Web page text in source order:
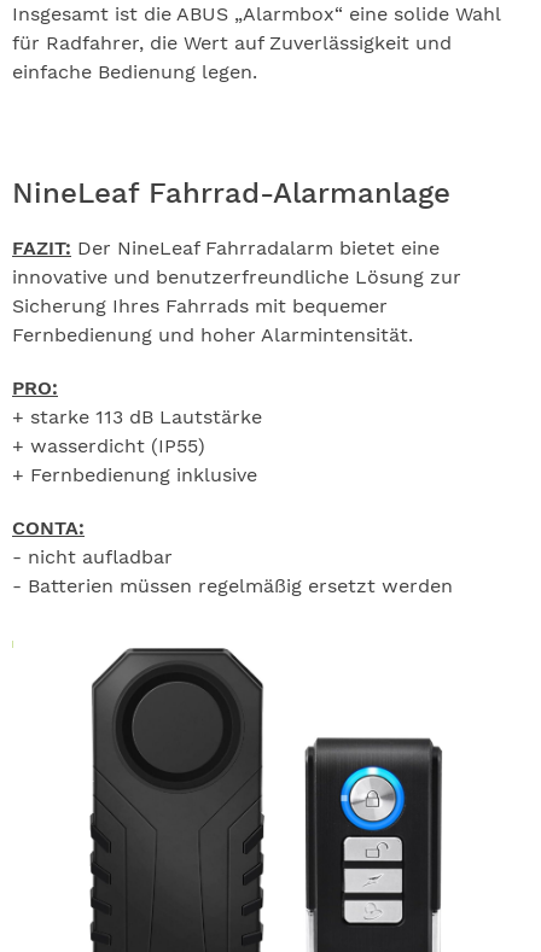
Insgesamt ist die ABUS „Alarmbox“ eine solide Wahl
für Radfahrer, die Wert auf Zuverlässigkeit und
einfache Bedienung legen.
NineLeaf Fahrrad-Alarmanlage
FAZIT: Der NineLeaf Fahrradalarm bietet eine
innovative und benutzerfreundliche Lösung zur
Sicherung Ihres Fahrrads mit bequemer
Fernbedienung und hoher Alarmintensität.
PRO:
+ starke 113 dB Lautstärke
+ wasserdicht (IP55)
+ Fernbedienung inklusive
CONTA:
- nicht aufladbar
- Batterien müssen regelmäßig ersetzt werden